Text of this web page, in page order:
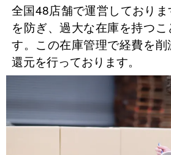
全国48店舗で運営しており
を防ぎ、過大な在庫を持つ
す。この在庫管理で経費を
還元を行っております。